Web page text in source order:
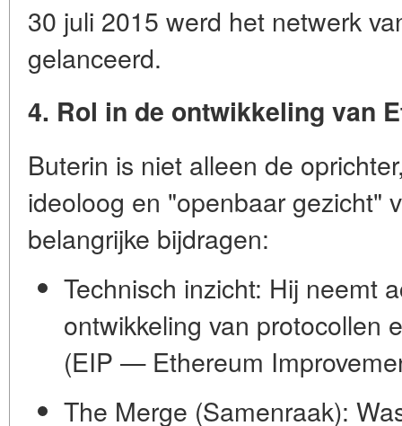
30 juli 2015 werd het netwerk
gelanceerd.
4. Rol in de ontwikkeling van
Buterin is niet alleen de
ideoloog en "openbaar gezicht"
belangrijke bijdragen:
Technisch inzicht: Hij neemt
ontwikkeling van protocollen
(EIP — Ethereum
The Merge (Samenraak):